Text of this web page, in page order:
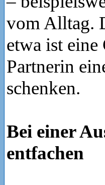
vom Alltag.
etwa ist eine
Partnerin
schenken.
Bei einer
entfachen